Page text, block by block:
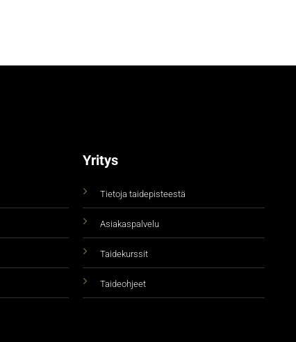
Yritys
Tietoja taidepisteestä
Asiakaspalvelu
Taidekurssit
Taideohjeet